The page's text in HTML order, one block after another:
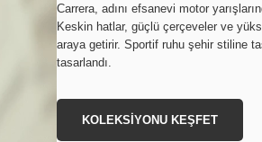
Carrera, adını efsanevi motor
Keskin hatlar, güçlü çerçeveler ve
araya getirir. Sportif ruhu şehir stiline
tasarlandı.
KOLEKSİYONU KEŞFET